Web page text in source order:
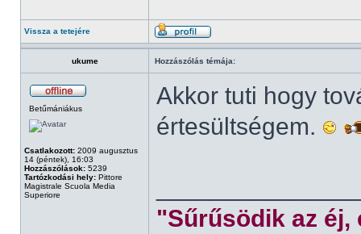
Vissza a tetejére
ukume Hozzászólás témája:
Betűmániákus
Csatlakozott: 2009 augusztus
14 (péntek), 16:03
Hozzászólások: 5239
Tartózkodási hely: Pittore
Magistrale Scuola Media
Superiore
Akkor tuti hogy
értesültségem.
"Sűrűsödik az éj,